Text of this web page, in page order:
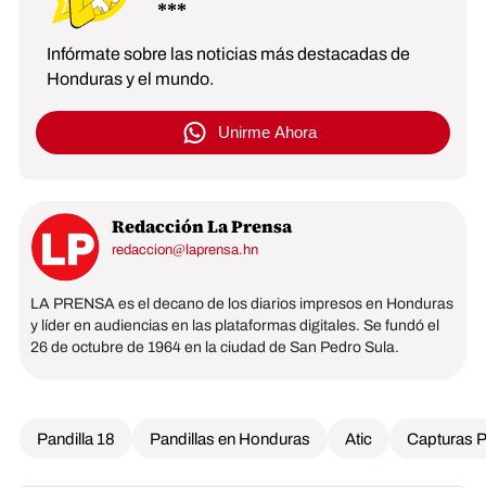
Infórmate sobre las noticias más destacadas de
Honduras y el mundo.
Unirme Ahora
Redacción La Prensa
redaccion@laprensa.hn
LA PRENSA es el decano de los diarios impresos en Honduras
y líder en audiencias en las plataformas digitales. Se fundó el
26 de octubre de 1964 en la ciudad de San Pedro Sula.
Pandilla 18 Pandillas en Honduras Atic Capturas